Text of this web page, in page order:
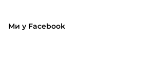
Ми у Facebook